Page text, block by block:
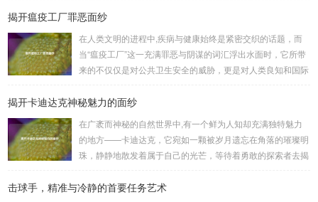
大陆的那一刻起，便肩负着守护的重任，他们身躯魁梧，手持
来自各方的邪恶势力，最初，他们凭借着基础的技能和坚定的
意志，在一次次战斗中积累着经验，不断成长，无论是在阴森
恐怖的地下墓穴，还是在战火纷飞的前线战场，守...
揭开瘟疫工厂罪恶面纱
在人类文明的进程中,疾病与健康始终是紧密交织的话题，而
当“瘟疫工厂”这一充满罪恶与阴谋的词汇浮出水面时，它所带
来的不仅仅是对公共卫生安全的威胁，更是对人类良知和国际
是一些别有用心的势力为了实现其不可告人的目的，秘密设立
科学研究的外衣，实则干着违背人道、危害全球的勾当。 从
历史上看,生物武器的使用曾经给人类带来过惨痛的教训，在
战争时期，某些国家就曾利用细菌、病毒...
揭开卡迪达克神秘魅力的面纱
在广袤而神秘的自然世界中,有一个鲜为人知却充满独特魅力
的地方——卡迪达克，它宛如一颗被岁月遗忘在角落的璀璨明
珠，静静地散发着属于自己的光芒，等待着勇敢的探索者去揭
复杂多样的地形地貌，高耸入云的山脉连绵起伏，像是大自然
击球手，精准与冷静的首要任务艺术